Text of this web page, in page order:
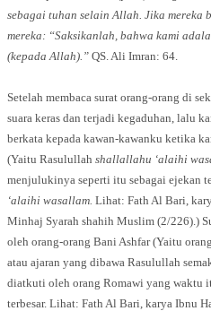
sebagai tuhan selain Allah. Jika mereka
mereka: “Saksikanlah, bahwa kami
(kepada Allah).” QS. Ali Imran: 64.
Setelah membaca surat orang-orang di
suara keras dan terjadi kegaduhan, lalu
berkata kepada kawan-kawanku ketika
(Yaitu Rasulullah shallallahu ‘alaihi
menjulukinya seperti itu sebagai ejekan
‘alaihi wasallam. Lihat: Fath Al Bari,
Minhaj Syarah shahih Muslim (2/226).)
oleh orang-orang Bani Ashfar (Yaitu
atau ajaran yang dibawa Rasulullah
diatkuti oleh orang Romawi yang waktu
terbesar. Lihat: Fath Al Bari, karya Ibnu